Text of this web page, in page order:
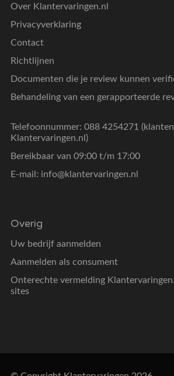
Over Klantervaringen.nl
Privacyverklaring
Contact
Richtlijnen
Documenten die je review kunnen
Behandeling van een gerapporteerde
Telefoonnummer: 088 4254271
Klantervaringen.nl)
Bereikbaar van 09:00 t/m 17:00
E-mail: info@klantervaringen.nl
Overig
Uw bedrijf aanmelden
Aanmelden als consument
Onterechte vermelding
sites